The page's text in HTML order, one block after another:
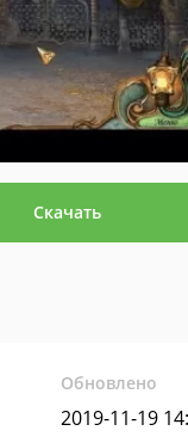
Скачать
Обновлено
2019-11-19